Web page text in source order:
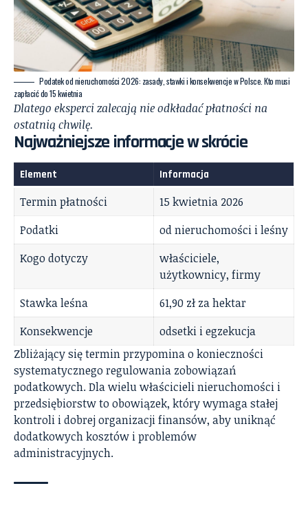
Podatek od nieruchomości 2026: zasady, stawki i konsekwencje w Polsce. Кto musi
zapłacić do 15 kwietnia
Dlatego eksperci zalecają nie odkładać płatności na
ostatnią chwilę.
Najważniejsze informacje w skrócie
Element Informacja
Termin płatności
15 kwietnia 2026
Podatki
od nieruchomości i leśny
Kogo dotyczy
właściciele,
użytkownicy, firmy
Stawka leśna
61,90 zł za hektar
Konsekwencje
odsetki i egzekucja
Zbliżający się termin przypomina o konieczności
systematycznego regulowania zobowiązań
podatkowych. Dla wielu właścicieli nieruchomości i
przedsiębiorstw to obowiązek, który wymaga stałej
kontroli i dobrej organizacji finansów, aby uniknąć
dodatkowych kosztów i problemów
administracyjnych.